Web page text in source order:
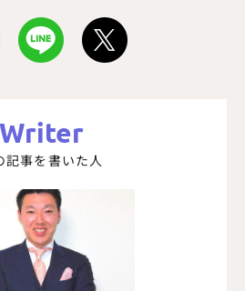
Writer
記事を書いた人